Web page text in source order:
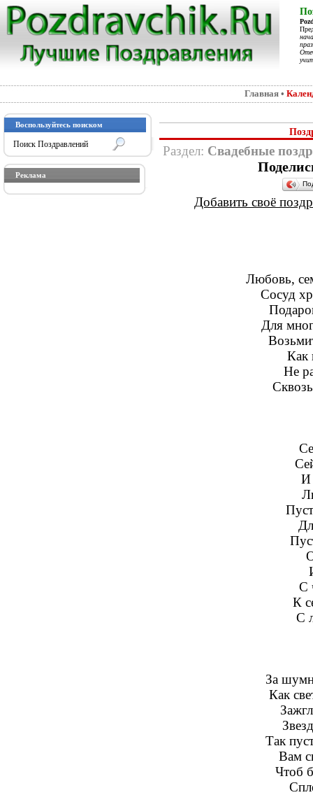
Главная •
Воспользуйтесь поиском
Реклама
Раздел: Свадебные
Добавить своё
Любовь,
Сосуд
Для
Как
Не
И
С
К
С
За
Как
Так
Вам
Чтоб